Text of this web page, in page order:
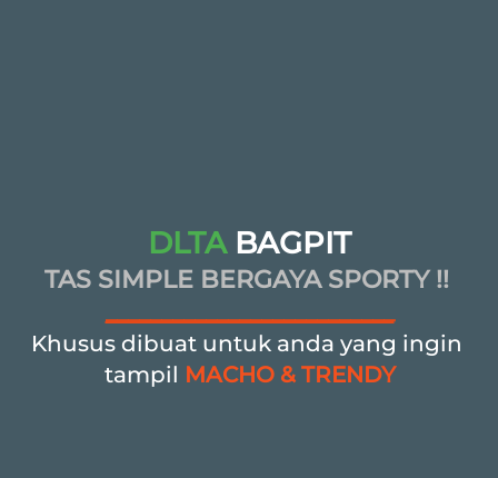
DLTA BAGPIT
TAS SIMPLE BERGAYA SPORTY !!
__________________________
Khusus dibuat untuk anda yang ingin
tampil MACHO & TRENDY